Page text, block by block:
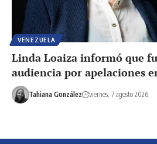
VENEZUELA
Linda Loaiza informó que
audiencia por apelaciones
Tahiana González viernes, 7 agosto 2026